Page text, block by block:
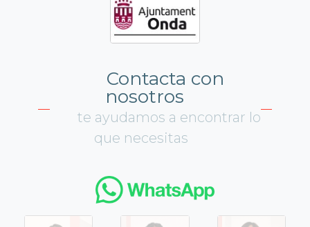
Contacta con
nosotros
te ayudamos a encontrar lo
que necesitas